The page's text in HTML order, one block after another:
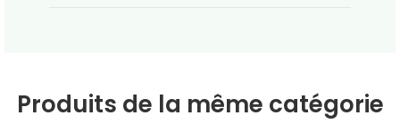
Produits de la même catégorie